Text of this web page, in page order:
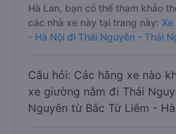
Hà Lan, bạn có thể tham khảo
các nhà xe này tại trang này:
- Hà Nội đi Thái Nguyên - Thái
Câu hỏi: Các hãng xe nào
xe giường nằm đi Thái
Nguyên từ Bắc Từ Liêm -